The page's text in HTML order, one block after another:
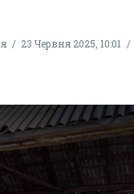
23 Червня 2025, 10:01